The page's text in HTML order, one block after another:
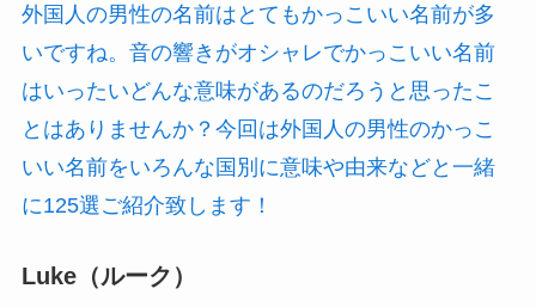
外国人の男性の名前はとてもかっこいい名前が多
いですね。音の響きがオシャレでかっこいい名前
はいったいどんな意味があるのだろうと思ったこ
とはありませんか？今回は外国人の男性のかっこ
いい名前をいろんな国別に意味や由来などと一緒
に125選ご紹介致します！
Luke（ルーク）